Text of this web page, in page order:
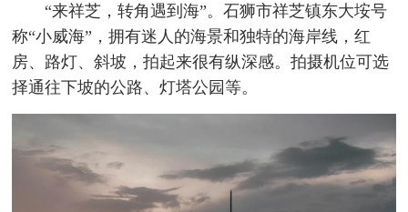
“来祥芝，转角遇到海”。石狮市祥芝镇东大垵号
称“小威海”，拥有迷人的海景和独特的海岸线，红
房、路灯、斜坡，拍起来很有纵深感。拍摄机位可选
择通往下坡的公路、灯塔公园等。